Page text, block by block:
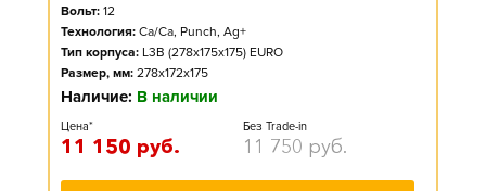
Вольт: 12
Технология: Ca/Ca, Punch, Ag+
Тип корпуса: L3B (278x175x175) EURO
Размер, мм: 278x172x175
Наличие: В наличии
Цена*
11 150 руб.
Без Trade-in
11 750 руб.